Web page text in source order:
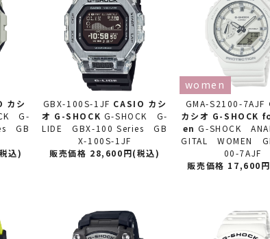
カシ
G-
GB
込)
GBX-100S-1JF CASIO カシ
オ G-SHOCK G-SHOCK G-
LIDE GBX-100 Series GB
X-100S-1JF
販売価格 28,600円(税込)
GMA-S2100-7AJF
カシオ G-SHOCK
enG-SHOCK
GITAL WOMEN
00-7AJF
women
販売価格 17,600